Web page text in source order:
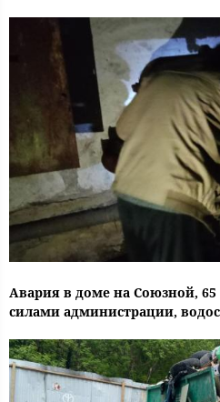
Авария в доме на Союзной, 65
силами администрации,